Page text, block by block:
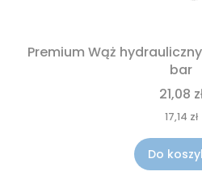
Premium Wąż
bar
21,08
17,14 zł
Do